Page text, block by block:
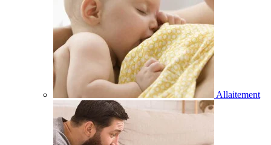
Allaitement